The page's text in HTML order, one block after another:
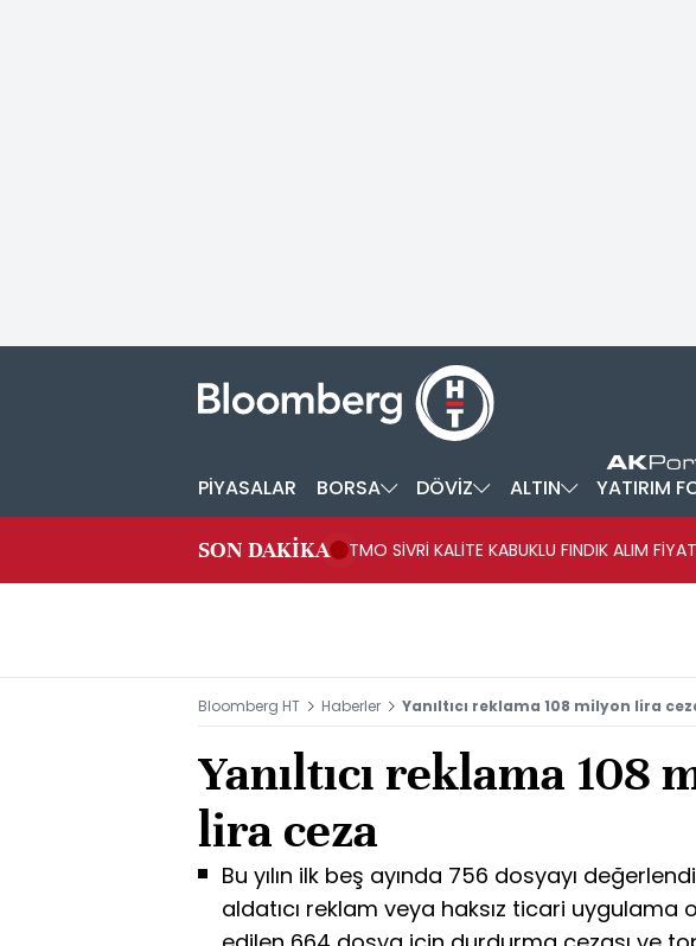
PİYASALAR BORSA DÖVİZ ALTIN YATIRIM
SON DAKİKA TMO SİVRİ KALİTE KABUKLU FINDIK ALIM
Bloomberg HT Haberler Yanıltıcı reklama 108 milyon lira
Yanıltıcı reklama 108
lira ceza
Bu yılın ilk beş ayında 756 dosyayı
aldatıcı reklam veya haksız ticari uygulama